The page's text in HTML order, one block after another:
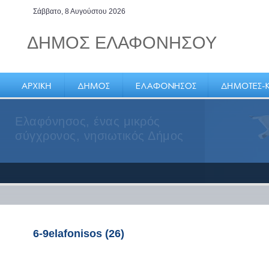
Σάββατο, 8 Αυγούστου 2026
ΔΗΜΟΣ ΕΛΑΦΟΝΗΣΟΥ
Ελαφόνησος, ένας μικρός
σύγχρονος, νησιωτικός Δήμος
6-9elafonisos (26)